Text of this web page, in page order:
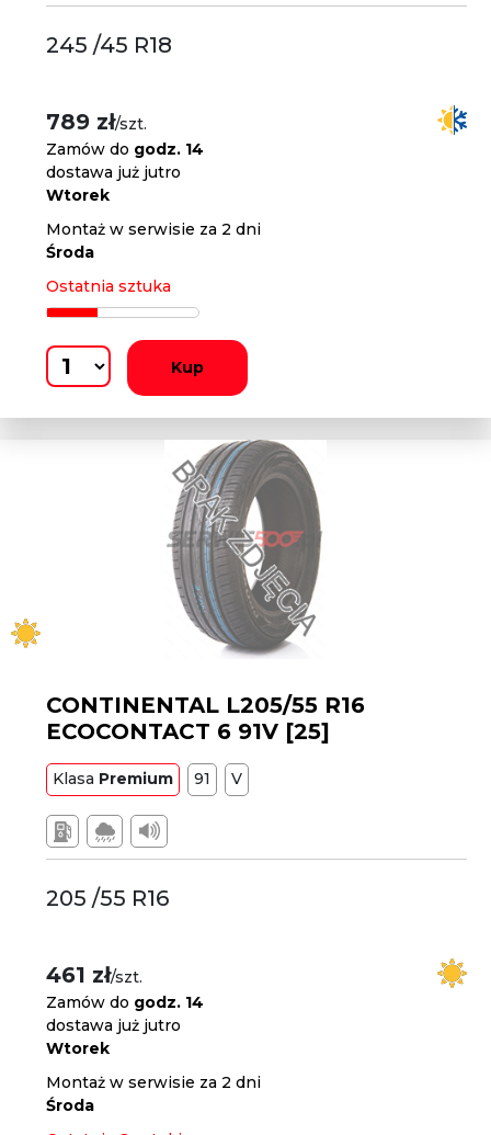
245 /45 R18
789 zł/szt.
Zamów do godz. 14
dostawa już jutro
Wtorek
Montaż w serwisie za 2 dni
Środa
Ostatnia sztuka
Kup
CONTINENTAL L205/55 R16
ECOCONTACT 6 91V [25]
Klasa Premium 91 V
205 /55 R16
461 zł/szt.
Zamów do godz. 14
dostawa już jutro
Wtorek
Montaż w serwisie za 2 dni
Środa